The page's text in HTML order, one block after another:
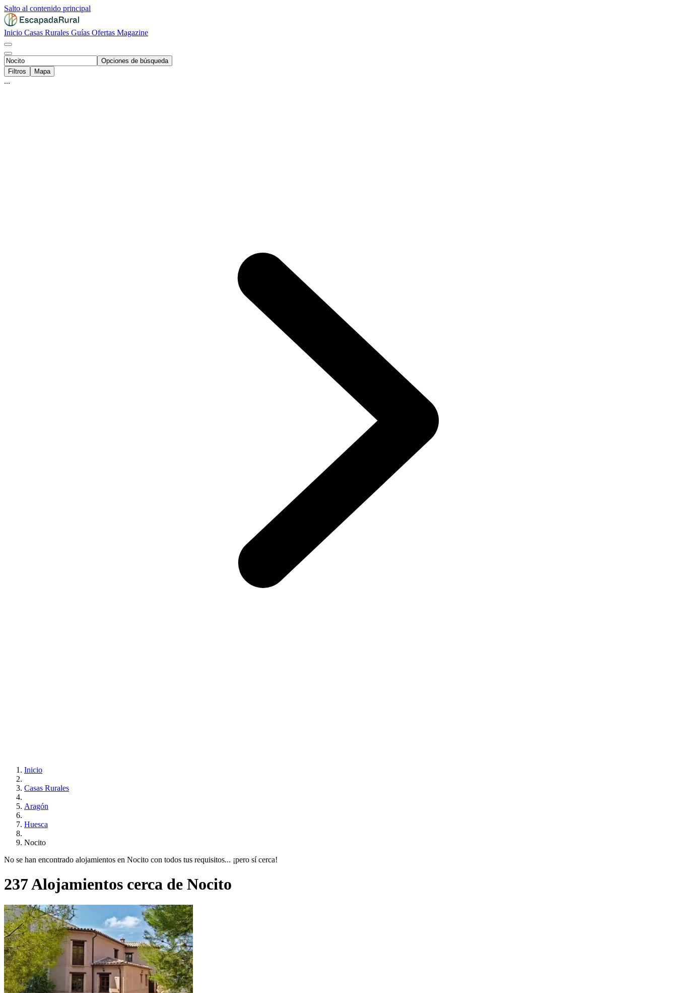
Salto al contenido principal
Inicio Casas Rurales Guías Ofertas Magazine
Opciones de búsqueda
Filtros
Mapa
...
Inicio
Casas Rurales
Aragón
Huesca
Nocito
No se han encontrado alojamientos en Nocito con todos tus requisitos... ¡pero sí cerca!
237 Alojamientos cerca de Nocito